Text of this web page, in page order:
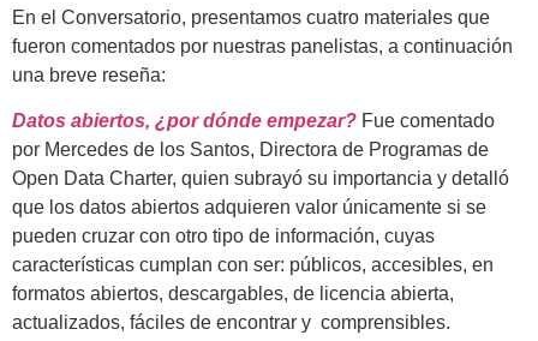
En el Conversatorio, presentamos cuatro materiales que
fueron comentados por nuestras panelistas, a continuación
una breve reseña:
Datos abiertos, ¿por dónde empezar? Fue comentado
por Mercedes de los Santos, Directora de Programas de
Open Data Charter, quien subrayó su importancia y detalló
que los datos abiertos adquieren valor únicamente si se
pueden cruzar con otro tipo de información, cuyas
características cumplan con ser: públicos, accesibles, en
formatos abiertos, descargables, de licencia abierta,
actualizados, fáciles de encontrar y comprensibles.